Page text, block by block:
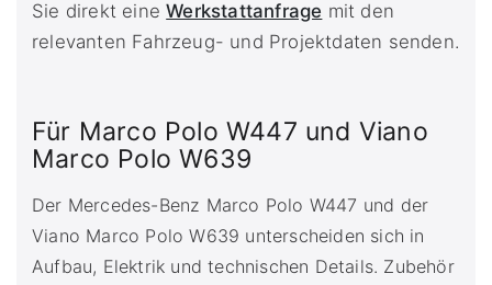
Sie direkt eineWerkstattanfrage mit den
relevanten Fahrzeug- und Projektdaten senden.
Für Marco Polo W447 und Viano
Marco Polo W639
Der Mercedes-Benz Marco Polo W447 und der
Viano Marco Polo W639 unterscheiden sich in
Aufbau, Elektrik und technischen Details. Zubehör